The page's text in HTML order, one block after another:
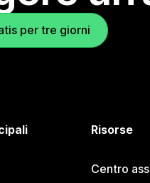
per tre giorni
Risorse
Centro